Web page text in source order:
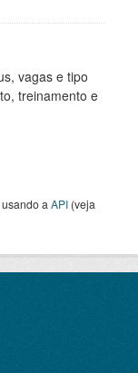
vagas e tipo
treinamento e
a API (veja